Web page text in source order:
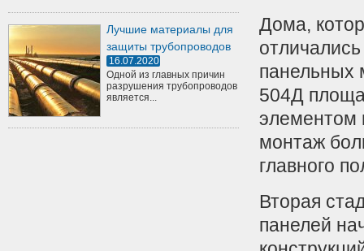
Лучшие материалы для
защиты трубопроводов
16.07.2020
Одной из главных причин
разрушения трубопроводов
является...
Дома,
панельных
504Д
элементом
монтаж
главного
Вторая
панелей